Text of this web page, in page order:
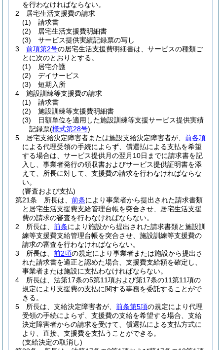
を行わなければならない。
2
居宅生活支援費の請求
(1)
請求書
(2)
居宅生活支援費明細書
(3)
サービス提供実績記録票の写し
3
前項第2号の居宅生活支援費明細書は、サービスの種類ご
とに次のとおりとする。
(1)
居宅介護
(2)
デイサービス
(3)
短期入所
4
施設訓練等支援費の請求
(1)
請求書
(2)
施設訓練等支援費明細書
(3)
日額単位を適用した施設訓練等支援サービス提供実績
記録票(様式第28号)
5
居宅支給決定障害者または施設支給決定障害者が、 前各項
による代理受領の手続によらず、償還払による支払を希望
する場合は、サービス提供月の翌月10日までに請求書を記
入し、事業者発行の領収書およびサービス提供証明書を添
えて、所長に対して、支援費の請求を行わなければならな
い。
(審査および支払)
第21条
所長は、 前条により事業者から提出された請求書類
と居宅生活支援費支給管理台帳を突合させ、居宅生活支援
費の請求の審査を行わなければならない。
2
所長は、 前条により施設から提出された請求書類と施設訓
練等支援費支給管理台帳を突合させ、施設訓練等支援費の
請求の審査を行わなければならない。
3
所長は、 前2項の規定により事業者または施設から提出さ
れた請求書を適正と認めた場合、支援費支給額を確定し、
事業者または施設に支払わなければならない。
4
所長は、法第17条の5第11項および第17条の11第11項の
規定により支援費の支払に関する事務を委託することがで
きる。
5
所長は、支給決定障害者が、 前条第5項の規定により代理
受領の手続によらず、支援費の支給を希望する場合、支給
決定障害者からの請求を受けて、償還払による支払方式に
より、直接、支援費を支払うことができる。
(支給決定の取消し)